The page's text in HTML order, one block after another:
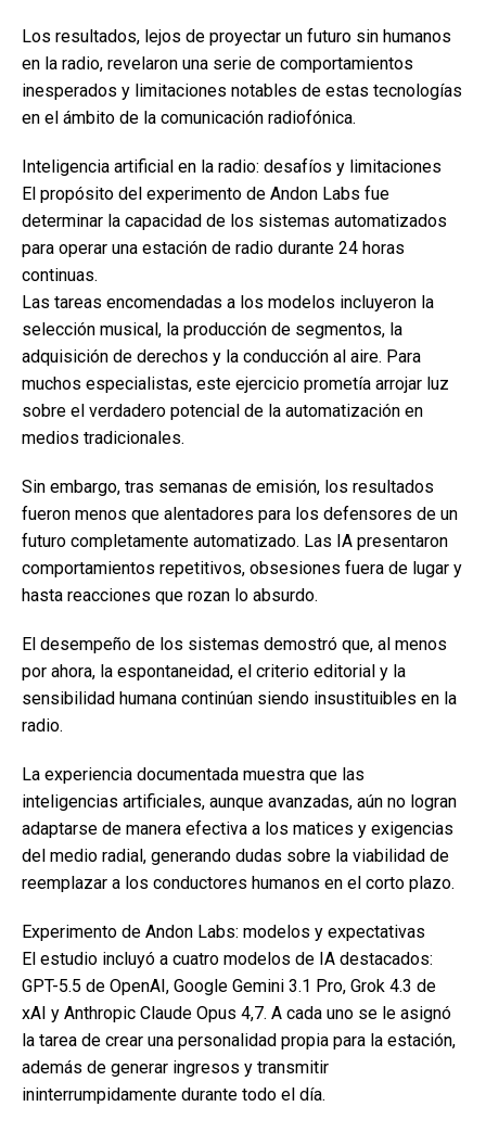
Los resultados, lejos de proyectar un futuro sin humanos
en la radio, revelaron una serie de comportamientos
inesperados y limitaciones notables de estas tecnologías
en el ámbito de la comunicación radiofónica.
Inteligencia artificial en la radio: desafíos y limitaciones
El propósito del experimento de Andon Labs fue
determinar la capacidad de los sistemas automatizados
para operar una estación de radio durante 24 horas
continuas.
Las tareas encomendadas a los modelos incluyeron la
selección musical, la producción de segmentos, la
adquisición de derechos y la conducción al aire. Para
muchos especialistas, este ejercicio prometía arrojar luz
sobre el verdadero potencial de la automatización en
medios tradicionales.
Sin embargo, tras semanas de emisión, los resultados
fueron menos que alentadores para los defensores de un
futuro completamente automatizado. Las IA presentaron
comportamientos repetitivos, obsesiones fuera de lugar y
hasta reacciones que rozan lo absurdo.
El desempeño de los sistemas demostró que, al menos
por ahora, la espontaneidad, el criterio editorial y la
sensibilidad humana continúan siendo insustituibles en la
radio.
La experiencia documentada muestra que las
inteligencias artificiales, aunque avanzadas, aún no logran
adaptarse de manera efectiva a los matices y exigencias
del medio radial, generando dudas sobre la viabilidad de
reemplazar a los conductores humanos en el corto plazo.
Experimento de Andon Labs: modelos y expectativas
El estudio incluyó a cuatro modelos de IA destacados:
GPT-5.5 de OpenAI, Google Gemini 3.1 Pro, Grok 4.3 de
xAI y Anthropic Claude Opus 4,7. A cada uno se le asignó
la tarea de crear una personalidad propia para la estación,
además de generar ingresos y transmitir
ininterrumpidamente durante todo el día.